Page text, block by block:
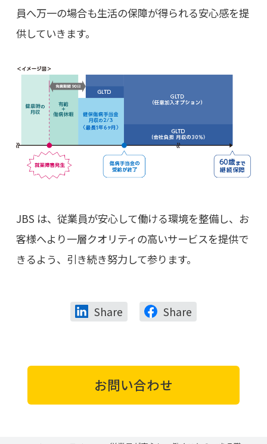
員へ万一の場合も生活の保障が得られる安心感を提
供していきます。
JBS は、従業員が安心して働ける環境を整備し、お
客様へより一層クオリティの高いサービスを提供で
きるよう、引き続き努力して参ります。
Share Share
お問い合わせ